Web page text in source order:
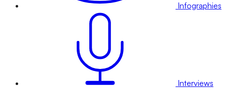
Infographies
Interviews